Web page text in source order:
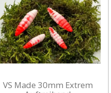
VS Made 30mm Extrem